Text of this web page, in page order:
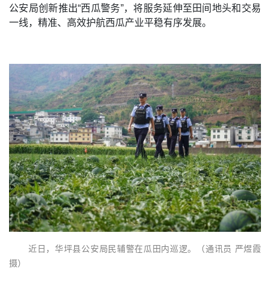
公安局创新推出“西瓜警务”，将服务延伸至田间地头和交易
一线，精准、高效护航西瓜产业平稳有序发展。
近日，华坪县公安局民辅警在瓜田内巡逻。（通讯员 严煜霞
摄）